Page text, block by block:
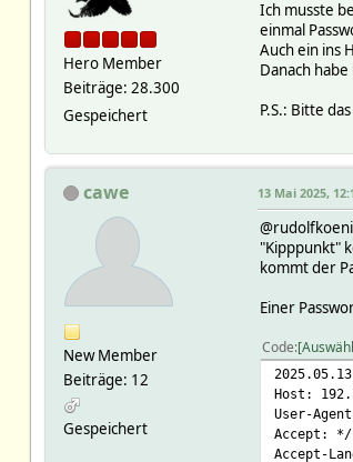
Hero Member
Beiträge: 28.300
Gespeichert
Ich musste
einmal
Auch ein ins
Danach
P.S.: Bitte
cawe
New Member
Beiträge: 12
Gespeichert
13 Mai 2025,
"Kipppunkt"
kommt der
Einer
Code
Host:
User-
Accept:
Accept-